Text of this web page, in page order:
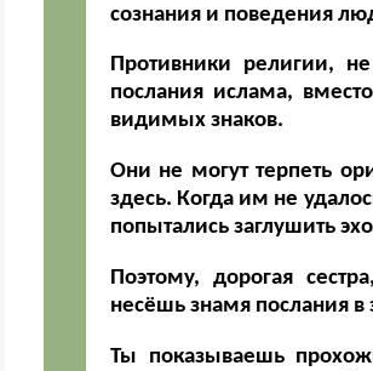
сознания и поведения
Противники религии,
послания ислама,
видимых знаков.
Они не могут терпеть
здесь. Когда им не
попытались заглушить
Поэтому, дорогая
несёшь знамя послания
Ты показываешь